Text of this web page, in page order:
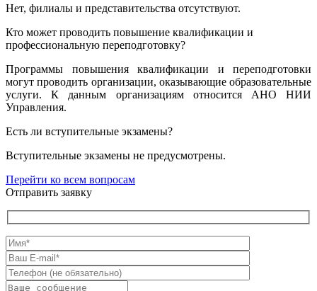
Нет, филиалы и представительства отсутствуют.
Кто может проводить повышение квалификации и
профессиональную переподготовку?
Программы повышения квалификации и переподготовки
могут проводить организации, оказывающие образовательные
услуги. К данным организациям относится АНО НИИ
Управления.
Есть ли вступительные экзамены?
Вступительные экзамены не предусмотрены.
Перейти ко всем вопросам
Отправить заявку